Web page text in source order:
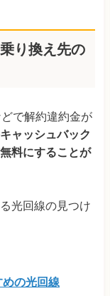
り換え先の
で解約違約金が
ャッシュバック
料にすることが
光回線の見つけ
めの光回線